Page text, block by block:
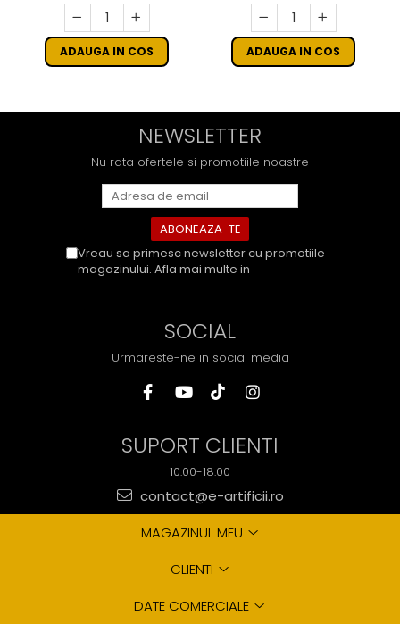
ADAUGA IN COS ADAUGA IN COS
NEWSLETTER
Nu rata ofertele si promotiile noastre
Vreau sa primesc newsletter cu promotiile
magazinului. Afla mai multe in
SOCIAL
Urmareste-ne in social media
SUPORT CLIENTI
10:00-18:00
contact@e-artificii.ro
MAGAZINUL MEU
CLIENTI
DATE COMERCIALE